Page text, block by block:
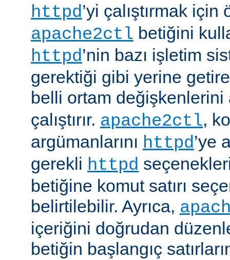
httpd’yi çalıştırmak
apache2ctl betiğini
httpd’nin bazı işletim
gerektiği gibi yerine
belli ortam
çalıştırır. apache2ctl,
argümanlarını httpd’ye
gerekli httpd
betiğine komut satırı
belirtilebilir. Ayrıca,
içeriğini doğrudan
betiğin başlangıç